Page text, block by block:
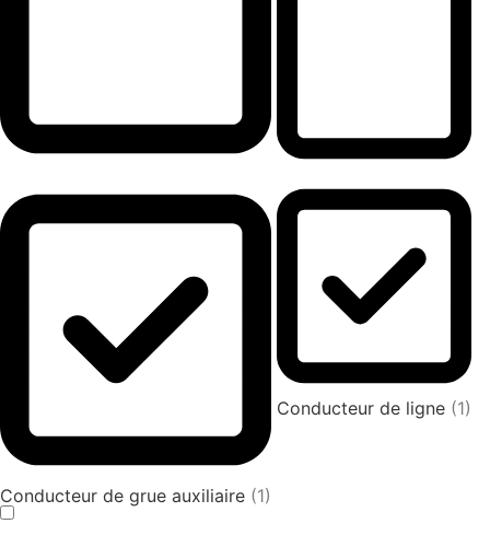
Conducteur de grue auxiliaire (1)
Conducteur de ligne (1)